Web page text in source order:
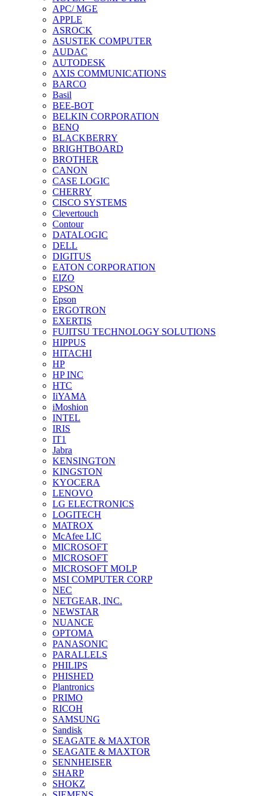
APC/ MGE
APPLE
ASROCK
ASUSTEK COMPUTER
AUDAC
AUTODESK
AXIS COMMUNICATIONS
BARCO
Basil
BEE-BOT
BELKIN CORPORATION
BENQ
BLACKBERRY
BRIGHTBOARD
BROTHER
CANON
CASE LOGIC
CHERRY
CISCO SYSTEMS
Clevertouch
Contour
DATALOGIC
DELL
DIGITUS
EATON CORPORATION
EIZO
EPSON
Epson
ERGOTRON
EXERTIS
FUJITSU TECHNOLOGY SOLUTIONS
HIPPUS
HITACHI
HP
HP INC
HTC
IiYAMA
iMoshion
INTEL
IRIS
IT1
Jabra
KENSINGTON
KINGSTON
KYOCERA
LENOVO
LG ELECTRONICS
LOGITECH
MATROX
McAfee LIC
MICROSOFT
MICROSOFT
MICROSOFT MOLP
MSI COMPUTER CORP
NEC
NETGEAR, INC.
NEWSTAR
NUANCE
OPTOMA
PANASONIC
PARALLELS
PHILIPS
PHISHED
Plantronics
PRIMO
RICOH
SAMSUNG
Sandisk
SEAGATE & MAXTOR
SEAGATE & MAXTOR
SENNHEISER
SHARP
SHOKZ